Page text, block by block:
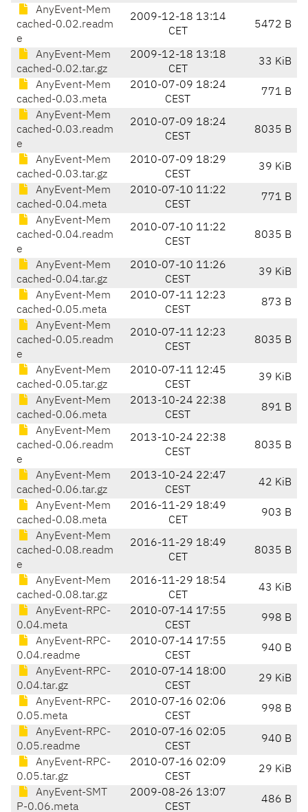
AnyEvent-Mem
cached-0.02.readm
e
2009-12-18 13:14
CET
5472 B
AnyEvent-Mem
cached-0.02.tar.gz
2009-12-18 13:18
CET
33 KiB
AnyEvent-Mem
cached-0.03.meta
2010-07-09 18:24
CEST
771 B
AnyEvent-Mem
cached-0.03.readm
e
2010-07-09 18:24
CEST
8035 B
AnyEvent-Mem
cached-0.03.tar.gz
2010-07-09 18:29
CEST
39 KiB
AnyEvent-Mem
cached-0.04.meta
2010-07-10 11:22
CEST
771 B
AnyEvent-Mem
cached-0.04.readm
e
2010-07-10 11:22
CEST
8035 B
AnyEvent-Mem
cached-0.04.tar.gz
2010-07-10 11:26
CEST
39 KiB
AnyEvent-Mem
cached-0.05.meta
2010-07-11 12:23
CEST
873 B
AnyEvent-Mem
cached-0.05.readm
e
2010-07-11 12:23
CEST
8035 B
AnyEvent-Mem
cached-0.05.tar.gz
2010-07-11 12:45
CEST
39 KiB
AnyEvent-Mem
cached-0.06.meta
2013-10-24 22:38
CEST
891 B
AnyEvent-Mem
cached-0.06.readm
e
2013-10-24 22:38
CEST
8035 B
AnyEvent-Mem
cached-0.06.tar.gz
2013-10-24 22:47
CEST
42 KiB
AnyEvent-Mem
cached-0.08.meta
2016-11-29 18:49
CET
903 B
AnyEvent-Mem
cached-0.08.readm
e
2016-11-29 18:49
CET
8035 B
AnyEvent-Mem
cached-0.08.tar.gz
2016-11-29 18:54
CET
43 KiB
AnyEvent-RPC-
0.04.meta
2010-07-14 17:55
CEST
998 B
AnyEvent-RPC-
0.04.readme
2010-07-14 17:55
CEST
940 B
AnyEvent-RPC-
0.04.tar.gz
2010-07-14 18:00
CEST
29 KiB
AnyEvent-RPC-
0.05.meta
2010-07-16 02:06
CEST
998 B
AnyEvent-RPC-
0.05.readme
2010-07-16 02:05
CEST
940 B
AnyEvent-RPC-
0.05.tar.gz
2010-07-16 02:09
CEST
29 KiB
AnyEvent-SMT
P-0.06.meta
2009-08-26 13:07
CEST
486 B